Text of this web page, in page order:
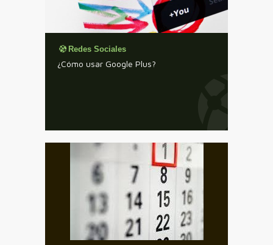
Redes Sociales
¿Cómo usar Google Plus?